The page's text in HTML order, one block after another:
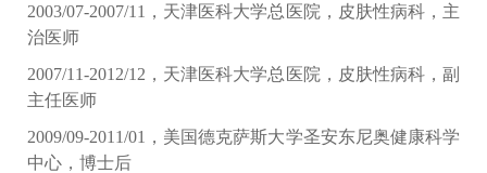
2003/07-2007/11，天津医科大学总医院，皮肤性病科，主
治医师
2007/11-2012/12，天津医科大学总医院，皮肤性病科，副
主任医师
2009/09-2011/01，美国德克萨斯大学圣安东尼奥健康科学
中心，博士后